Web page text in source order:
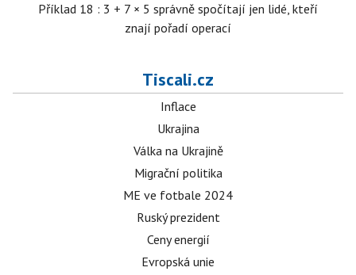
Příklad 18 : 3 + 7 × 5 správně spočítají jen lidé, kteří
znají pořadí operací
Tiscali.cz
Inflace
Ukrajina
Válka na Ukrajině
Migrační politika
ME ve fotbale 2024
Ruský prezident
Ceny energií
Evropská unie